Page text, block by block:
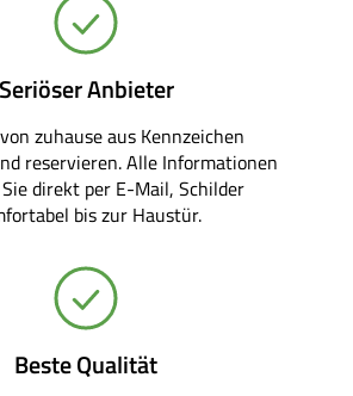
Seriöser Anbieter
zuhause aus Kennzeichen
reservieren. Alle Informationen
direkt per E-Mail, Schilder
bis zur Haustür.
Beste Qualität